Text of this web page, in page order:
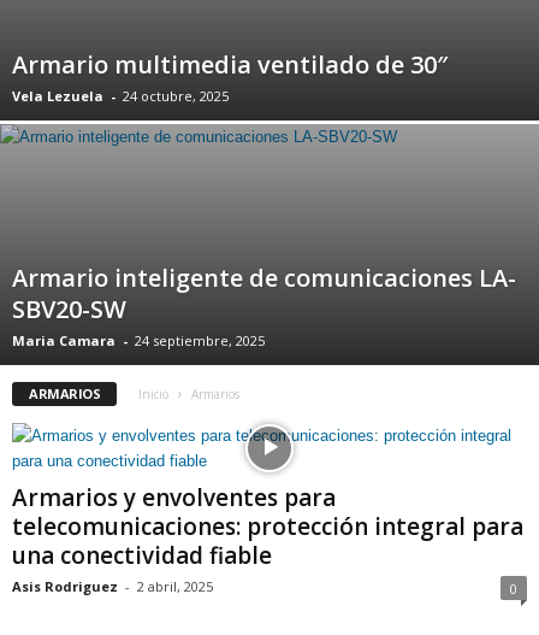
Armario multimedia ventilado de 30″
Vela Lezuela - 24 octubre, 2025
Armario inteligente de comunicaciones LA-
SBV20-SW
Maria Camara - 24 septiembre, 2025
ARMARIOS Inicio Armarios
Armarios y envolventes para
telecomunicaciones: protección integral para
una conectividad fiable
Asis Rodriguez - 2 abril, 2025 0